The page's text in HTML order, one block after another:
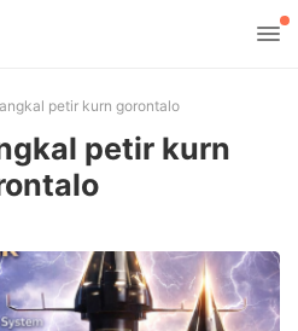
petir kurn gorontalo
petir kurn